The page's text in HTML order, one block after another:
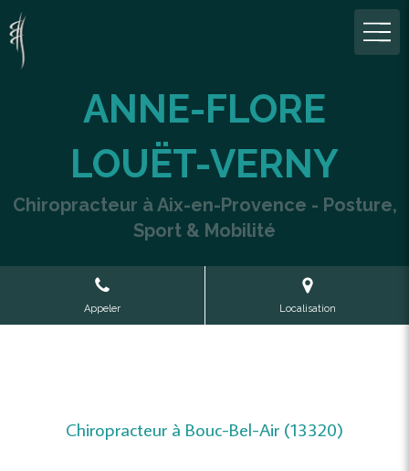
ANNE-FLORE
LOUËT-VERNY
Chiropracteur à Aix-en-Provence - Posture,
Sport & Mobilité
Appeler Localisation
Chiropracteur à Bouc-Bel-Air (13320)